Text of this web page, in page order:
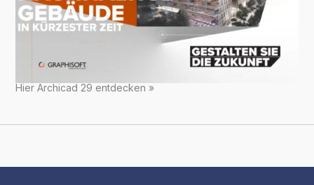
Hier Archicad 29 entdecken »